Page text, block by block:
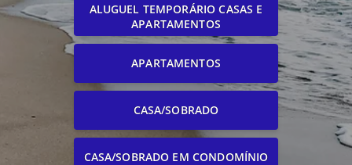
ALUGUEL TEMPORÁRIO CASAS E
APARTAMENTOS
APARTAMENTOS
CASA/SOBRADO
CASA/SOBRADO EM CONDOMÍNIO